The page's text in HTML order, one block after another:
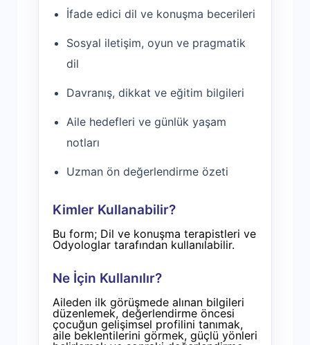
İfade edici dil ve konuşma becerileri
Sosyal iletişim, oyun ve pragmatik
dil
Davranış, dikkat ve eğitim bilgileri
Aile hedefleri ve günlük yaşam
notları
Uzman ön değerlendirme özeti
Kimler Kullanabilir?
Bu form; Dil ve konuşma terapistleri ve
Odyologlar tarafından kullanılabilir.
Ne İçin Kullanılır?
Aileden ilk görüşmede alınan bilgileri
düzenlemek, değerlendirme öncesi
çocuğun gelişimsel profilini tanımak,
aile beklentilerini görmek, güçlü yönleri